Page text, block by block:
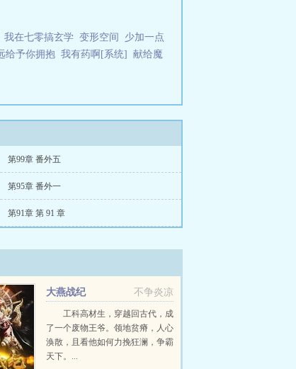
我在七零搞玄学 变形空间
少加一点
给予你拥抱 我有药啊[系统]
献给魔
第99章 番外五
第95章 番外一
第91章 第 91 章
不争炎凉
大燕战纪
工科高材生，穿越回古代，成
了一个废物王爷。领地贫瘠，人心
涣散，且看他如何力挽狂澜，争霸
天下。...